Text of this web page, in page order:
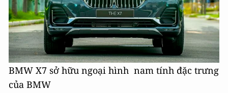
BMW X7 sở hữu ngoại hình nam tính đặc trưng
của BMW